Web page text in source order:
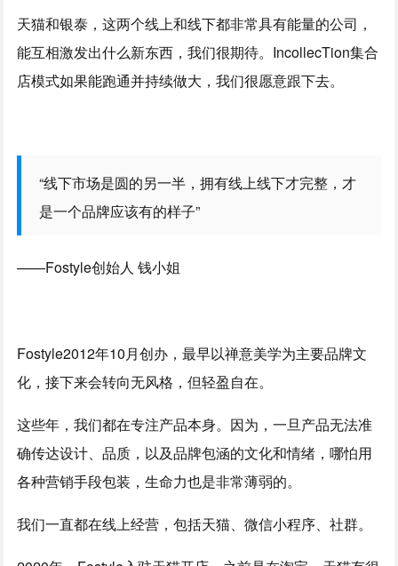
天猫和银泰，这两个线上和线下都非常具有能量的公司，
能互相激发出什么新东西，我们很期待。IncollecTion集合
店模式如果能跑通并持续做大，我们很愿意跟下去。
“线下市场是圆的另一半，拥有线上线下才完整，才
是一个品牌应该有的样子”
——Fostyle创始人 钱小姐
Fostyle2012年10月创办，最早以禅意美学为主要品牌文
化，接下来会转向无风格，但轻盈自在。
这些年，我们都在专注产品本身。因为，一旦产品无法准
确传达设计、品质，以及品牌包涵的文化和情绪，哪怕用
各种营销手段包装，生命力也是非常薄弱的。
我们一直都在线上经营，包括天猫、微信小程序、社群。